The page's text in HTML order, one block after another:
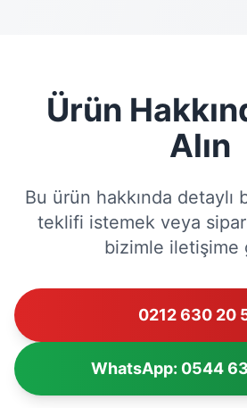
Ürün
Alın
Bu ürün hakkında detaylı
teklifi istemek veya
bizimle iletişime
0212 630 20
WhatsApp: 0544